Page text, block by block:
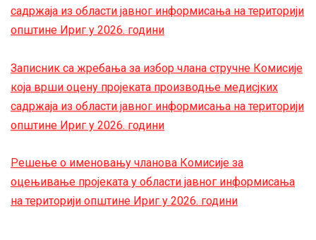
садржаја из области јавног информисања на територији
општине Ириг у 2026. години
Записник са жребања за избор члана стручне Комисије
која врши оцену пројеката производње медисјких
садржаја из области јавног информисања на територији
општине Ириг у 2026. години
Решење о именовању чланова Комисије за
оцењивање пројеката у области јавног информисања
на територији општине Ириг у 2026. години